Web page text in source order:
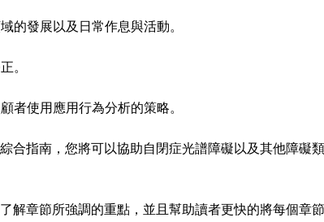
的發展以及日常作息與活動。
。
者使用應用行為分析的策略。
指南，您將可以協助自閉症光譜障礙以及其他障礙
章節所強調的重點，並且幫助讀者更快的將每個章